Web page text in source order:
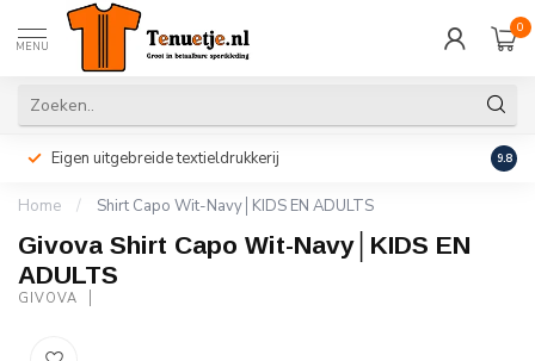
MENU
0
Eigen uitgebreide textieldrukkerij 9.8
Home / Shirt Capo Wit-Navy│KIDS EN ADULTS
Givova Shirt Capo Wit-Navy│KIDS EN
ADULTS
GIVOVA